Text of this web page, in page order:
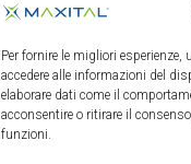
Per fornire le migliori
accedere alle informazioni del
elaborare dati come il
acconsentire o ritirare il
funzioni.
0522/909701
info@maxital.it